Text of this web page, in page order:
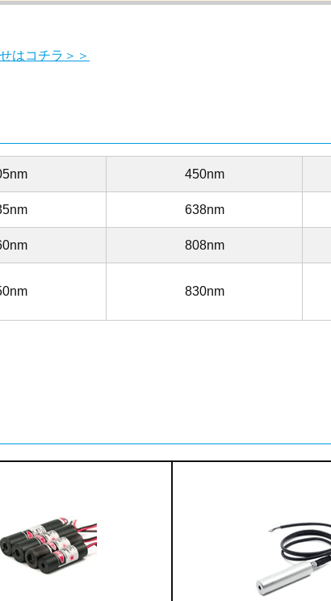
はコチラ＞＞
450nm
638nm
808nm
830nm